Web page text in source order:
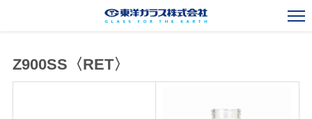
一般びんカタログ
Z900SS〈RET〉